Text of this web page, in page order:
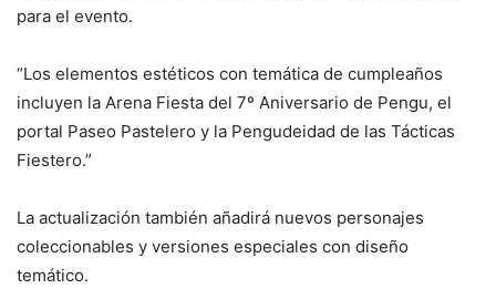
para el evento.
“Los elementos estéticos con temática de cumpleaños
incluyen la Arena Fiesta del 7º Aniversario de Pengu, el
portal Paseo Pastelero y la Pengudeidad de las Tácticas
Fiestero.”
La actualización también añadirá nuevos personajes
coleccionables y versiones especiales con diseño
temático.